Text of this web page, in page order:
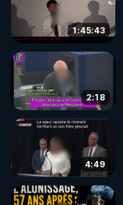
1:45:43
2:18
4:49